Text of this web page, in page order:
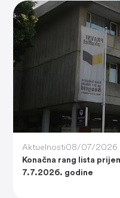
Aktuelnosti08/07/2026
Konačna rang lista
7.7.2026. godine